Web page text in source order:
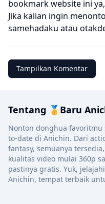
bookmark website ini
Jika kalian ingin
samehadaku atau
Tampilkan Komentar
Tentang 🥇Baru
Nonton donghua
to-date di Anichin. Dari
fantasy, semuanya
kualitas video mulai 360p
pastinya gratis. Yuk,
Anichin, tempat terbaik